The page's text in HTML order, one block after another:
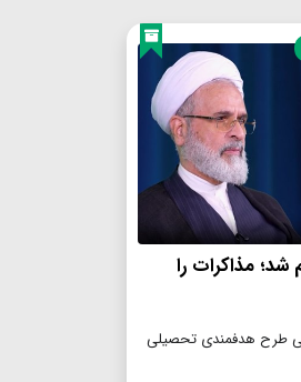
شد؛ مذاکرات را
طرح هدفمندی تحصیلی